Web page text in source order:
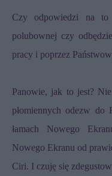
Czy odpowiedzi na
polubownej czy
pracy i poprzez
Panowie, jak to jest?
płomiennych odezw do
łamach Nowego
Nowego Ekranu od
Ciri. I czuję się